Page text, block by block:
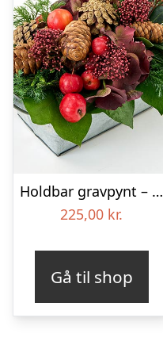
Holdbar gravpynt – Blomster til begravelse
225,00 kr.
Gå til shop